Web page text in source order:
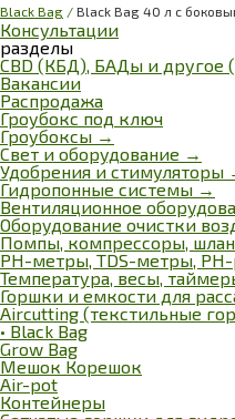
Black Bag / Black Bag 40 л с
Консультации
разделы
CBD (КБД), БАДы и другое
Вакансии
Распродажа
Гроубокс под ключ
Гроубоксы →
Свет и оборудование →
Удобрения и стимуляторы
Гидропонные системы →
Вентиляционное
Оборудование очистки
Помпы, компрессоры,
РН-метры, TDS-метры,
Температура, весы,
Горшки и емкости для
Aircutting (текстильные
• Black Bag
Grow Bag
Мешок Корешок
Air-pot
Контейнеры